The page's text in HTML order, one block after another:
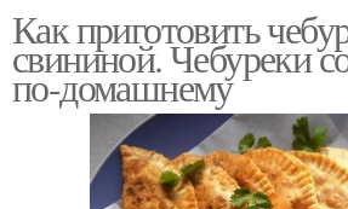
Как приготовить
свининой. Чебуреки
по-домашнему